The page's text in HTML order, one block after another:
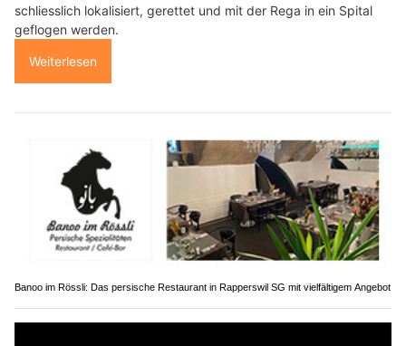
schliesslich lokalisiert, gerettet und mit der Rega in ein Spital
geflogen werden.
Weiterlesen
Banoo im Rössli: Das persische Restaurant in Rapperswil SG mit vielfältigem Angebot